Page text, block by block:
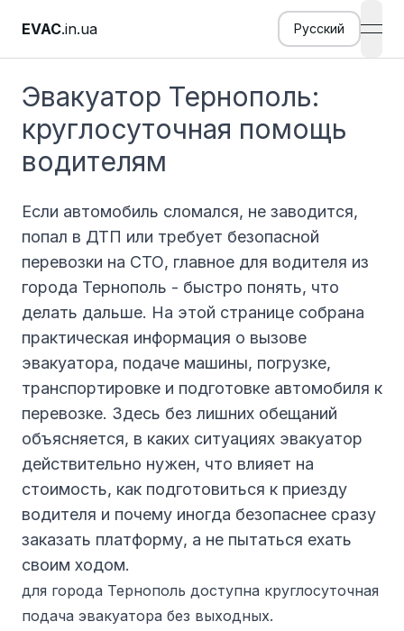
EVAC.in.ua Русский
Эвакуатор Тернополь:
круглосуточная помощь
водителям
Если автомобиль сломался, не заводится,
попал в ДТП или требует безопасной
перевозки на СТО, главное для водителя из
города Тернополь - быстро понять, что
делать дальше. На этой странице собрана
практическая информация о вызове
эвакуатора, подаче машины, погрузке,
транспортировке и подготовке автомобиля к
перевозке. Здесь без лишних обещаний
объясняется, в каких ситуациях эвакуатор
действительно нужен, что влияет на
стоимость, как подготовиться к приезду
водителя и почему иногда безопаснее сразу
заказать платформу, а не пытаться ехать
своим ходом.
для города Тернополь доступна круглосуточная
подача эвакуатора без выходных.